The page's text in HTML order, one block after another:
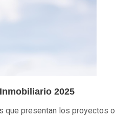
2025
que presentan los proyectos